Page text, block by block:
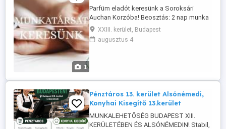
1
Parfüm eladót keresünk a Soroksári
Auchan Korzóba! Beosztás: 2 nap munka
2 nap pihenő Munkahely: Soroksár,
Auchan Korzó Amit kínálunk: Hosszú távú,
stabil munkahely egy megbízható cégnél
kommunikációs ...
XXIII. kerület, Budapest
augusztus 4
Pénztáros 13. kerület Alsónémedi,
Konyhai Kisegítő 13.kerület
MUNKALEHETŐSÉG BUDAPEST XIII.
KERÜLETÉBEN ÉS ALSÓNÉMEDIN! Stabil,